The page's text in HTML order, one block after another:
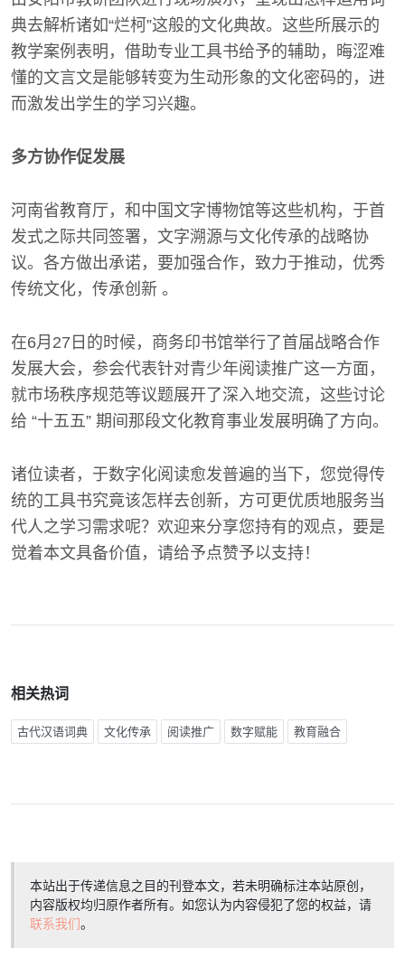
典去解析诸如“烂柯”这般的文化典故。这些所展示的
教学案例表明，借助专业工具书给予的辅助，晦涩难
懂的文言文是能够转变为生动形象的文化密码的，进
而激发出学生的学习兴趣。
多方协作促发展
河南省教育厅，和中国文字博物馆等这些机构，于首
发式之际共同签署，文字溯源与文化传承的战略协
议。各方做出承诺，要加强合作，致力于推动，优秀
传统文化，传承创新 。
在6月27日的时候，商务印书馆举行了首届战略合作
发展大会，参会代表针对青少年阅读推广这一方面，
就市场秩序规范等议题展开了深入地交流，这些讨论
给 “十五五” 期间那段文化教育事业发展明确了方向。
诸位读者，于数字化阅读愈发普遍的当下，您觉得传
统的工具书究竟该怎样去创新，方可更优质地服务当
代人之学习需求呢？欢迎来分享您持有的观点，要是
觉着本文具备价值，请给予点赞予以支持！
相关热词
古代汉语词典 文化传承 阅读推广 数字赋能 教育融合
本站出于传递信息之目的刊登本文，若未明确标注本站原创，
内容版权均归原作者所有。如您认为内容侵犯了您的权益，请
联系我们。